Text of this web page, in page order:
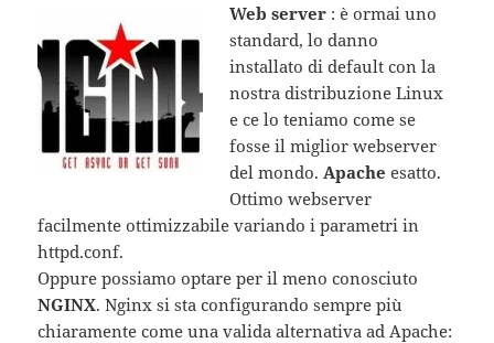
Web server : è ormai uno
standard, lo danno
installato di default con la
nostra distribuzione Linux
e ce lo teniamo come se
fosse il miglior webserver
del mondo. Apache esatto.
Ottimo webserver
facilmente ottimizzabile variando i parametri in
httpd.conf.
Oppure possiamo optare per il meno conosciuto
NGINX. Nginx si sta configurando sempre più
chiaramente come una valida alternativa ad Apache: